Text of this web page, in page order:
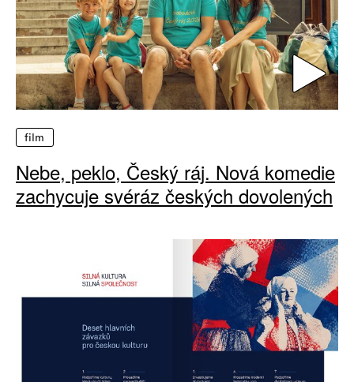
film
Nebe, peklo, Český ráj. Nová komedie
zachycuje svéráz českých dovolených